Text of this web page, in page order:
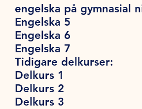
engelska på gymnasial
Engelska 5
Engelska 6
Engelska 7
Tidigare delkurser:
Delkurs 1
Delkurs 2
Delkurs 3